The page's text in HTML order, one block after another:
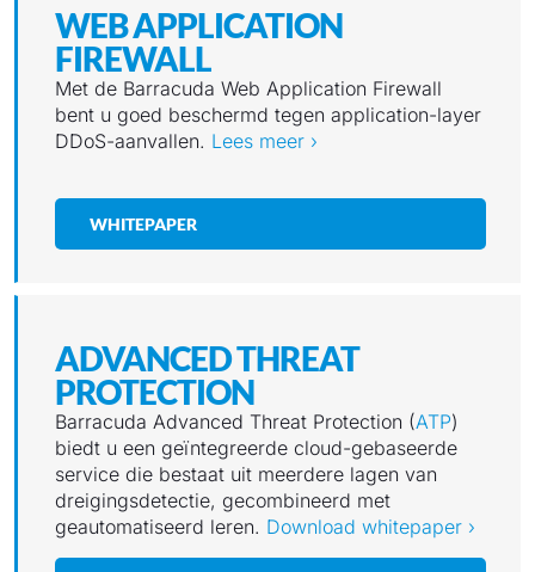
WEB APPLICATION
FIREWALL
Met de Barracuda Web Application Firewall
bent u goed beschermd tegen application-layer
DDoS-aanvallen. Lees meer ›
WHITEPAPER
ADVANCED THREAT
PROTECTION
Barracuda Advanced Threat Protection (ATP)
biedt u een geïntegreerde cloud-gebaseerde
service die bestaat uit meerdere lagen van
dreigingsdetectie, gecombineerd met
geautomatiseerd leren. Download whitepaper ›